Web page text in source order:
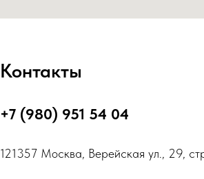
Контакты
+7 (980) 951 54 04
121357 Москва, Верейская ул., 29,